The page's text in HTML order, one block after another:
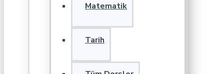
Matematik
Tarih